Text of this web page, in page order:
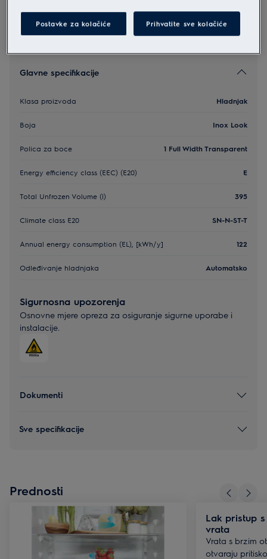
Glavne specifikacije
Klasa proizvoda Hladnjak
Boja Inox Look
Polica za boce 1 Full Width Transparent
Energy efficiency class (EEC) (E20) E
Total Unfrozen Volume (l) 395
Climate class E20 SN-N-ST-T
Annual energy consumption (EL), [kWh/y] 122
Odleđivanje hladnjaka Automatsko
Sigurnosna upozorenja
Osnovne mjere opreza za osiguranje sigurne uporabe i
instalacije.
Dokumenti
Sve specifikacije
Prednosti
Lak pristup
vrata
Vrata s brzim
otvaraju
Postavke za kolačiće Prihvatite sve kolačiće